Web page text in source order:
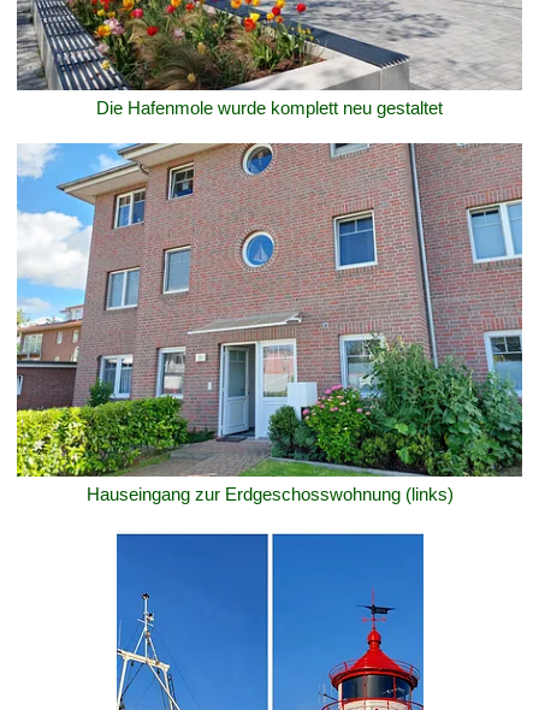
Die Hafenmole wurde komplett neu gestaltet
Hauseingang zur Erdgeschosswohnung (links)